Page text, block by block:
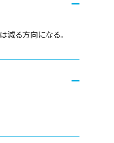
減る方向になる。